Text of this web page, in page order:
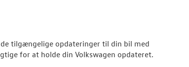
tilgængelige opdateringer til din bil med
for at holde din Volkswagen opdateret.